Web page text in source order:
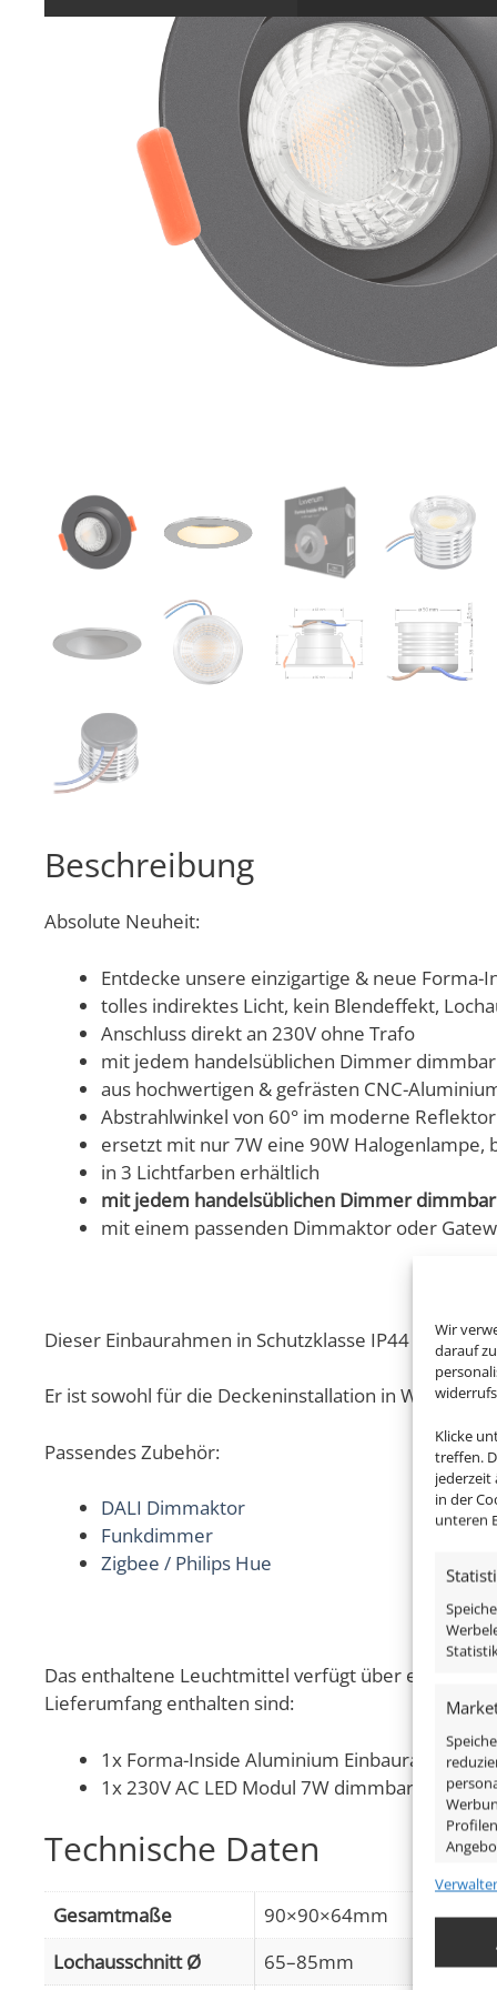
Wir
darauf
Klicke
treffen.
jederzeit
in der
unteren
Beschreibung
Absolute Neuheit:
Entdecke unsere einzigartige & neue Forma-
tolles indirektes Licht, kein Blendeffekt,
Anschluss direkt an 230V ohne Trafo
mit jedem handelsüblichen Dimmer
aus hochwertigen & gefrästen CNC-
Abstrahlwinkel von 60° im moderne
ersetzt mit nur 7W eine 90W Halogenlampe,
in 3 Lichtfarben erhältlich
mit jedem handelsüblichen Dimmer
mit einem passenden Dimmaktor oder
Dieser Einbaurahmen in Schutzklasse IP44 aus
Er ist sowohl für die Deckeninstallation in
Passendes Zubehör:
DALI Dimmaktor
Funkdimmer
Zigbee / Philips Hue
Das enthaltene Leuchtmittel verfügt über einen
Lieferumfang enthalten sind:
1x Forma-Inside Aluminium Einbaurahmen
1x 230V AC LED Modul 7W dimmbar
Technische Daten
Gesamtmaße
90×90×64mm
Lochausschnitt Ø
65–85mm